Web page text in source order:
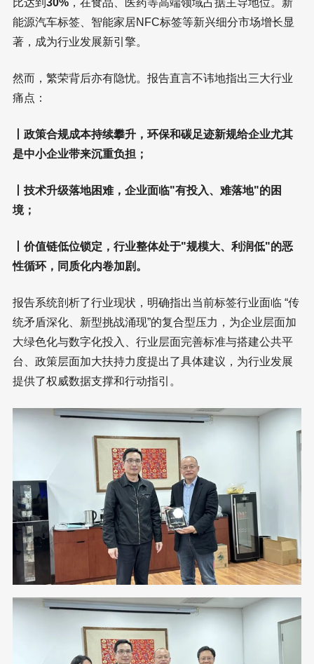
能源汽车标签、智能家居NFC标签等新兴细分市场增长显
著，成为行业发展新引擎。
然而，繁荣背后亦有隐忧。报告直言不讳地指出三大行业
痛点：
丨政策合规成本持续攀升，环保和碳足迹新规给企业尤其
是中小企业带来沉重负担；
丨技术升级落地困难，企业面临"有投入、难落地"的困
境；
丨价值链低位锁定，行业整体处于"规模大、利润低"的恶
性循环，同质化内卷加剧。
报告系统剖析了行业现状，明确指出当前标签行业面临 “传
统矛盾深化、新型挑战涌现”的复合型压力，为企业层面加
大绿色化与数字化投入、行业层面完善标准与搭建公共平
台、政策层面加大扶持力度提出了具体建议，为行业发展
提供了权威数据支撑和行动指引。